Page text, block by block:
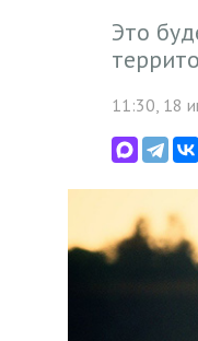
Это
11:30, 18